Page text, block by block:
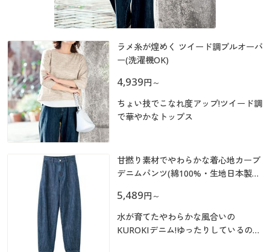
大きいサイズ メンズ
大きいサイズ 事務・制服
カタログ・チラシからのご注文
デジタルカタログ
カタログ無料プレゼント
会員メニュー
マイページ
閲覧履歴
お気に入り
大きいサイズ 事務・制服
カタログ・チラシからのご注文
デジタルカタログ
カタログ無料プレゼント
会員メニュー
マイページ
閲覧履歴
お気に入り
サポート
ラメ糸が煌めく ツイード調プルオーバ
ー(洗濯機OK)
4,939円 ～
ちょい技でこなれ度アップ!ツイード調
で華やかなトップス
甘撚り素材でやわらかな着心地カーブ
デニムパンツ(綿100%・生地日本製・
5,489円 ～
水が育てたやわらかな風合いの
KUROKIデニム!ゆったりしているのに